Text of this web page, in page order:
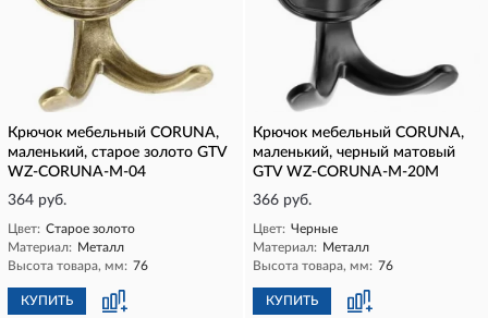
Крючок мебельный CORUNA,
маленький, старое золото GTV
WZ-CORUNA-M-04
364 руб.
Цвет: Старое золото
Материал: Металл
Высота товара, мм: 76
КУПИТЬ
Крючок мебельный CORUNA,
маленький, черный матовый
GTV WZ-CORUNA-M-20M
366 руб.
Цвет: Черные
Материал: Металл
Высота товара, мм: 76
КУПИТЬ